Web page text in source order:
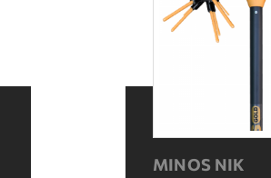
MINOS NIK